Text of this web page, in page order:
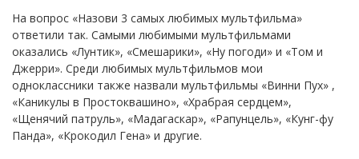
На вопрос «Назови 3 самых любимых мультфильма»
ответили так. Самыми любимыми мультфильмами
оказались «Лунтик», «Смешарики», «Ну погоди» и «Том и
Джерри». Среди любимых мультфильмов мои
одноклассники также назвали мультфильмы «Винни Пух» ,
«Каникулы в Простоквашино», «Храбрая сердцем»,
«Щенячий патруль», «Мадагаскар», «Рапунцель», «Кунг-фу
Панда», «Крокодил Гена» и другие.